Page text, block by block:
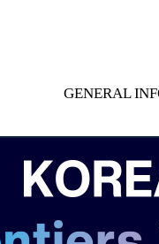
GENERAL